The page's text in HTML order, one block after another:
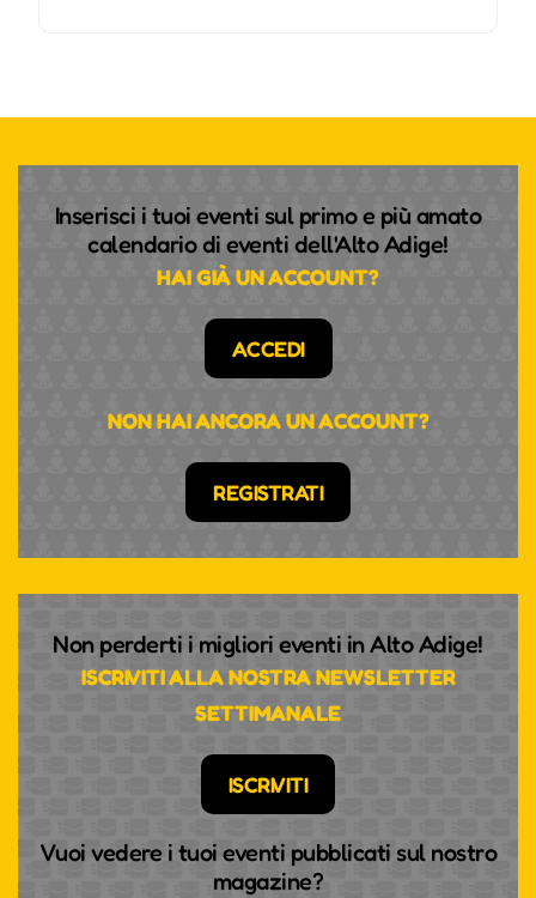
Inserisci i tuoi eventi sul primo e più amato
calendario di eventi dell'Alto Adige!
HAI GIÀ UN ACCOUNT?
ACCEDI
NON HAI ANCORA UN ACCOUNT?
REGISTRATI
Non perderti i migliori eventi in Alto Adige!
ISCRIVITI ALLA NOSTRA NEWSLETTER
SETTIMANALE
ISCRIVITI
Vuoi vedere i tuoi eventi pubblicati sul nostro
magazine?